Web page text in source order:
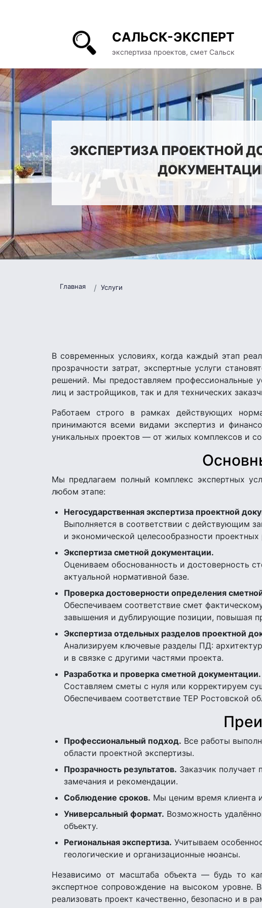
САЛЬСК-ЭКСПЕРТ
экспертиза проектов, смет Сальск
ЭКСПЕРТИЗА ПРОЕКТНОЙ
Главная Услуги
В современных условиях, когда каждый этап
прозрачности затрат, экспертные услуги
решений. Мы предоставляем профессиональные
лиц и застройщиков, так и для технических
Работаем строго в рамках действующих
принимаются всеми видами экспертиз и
уникальных проектов — от жилых комплексов и
Мы предлагаем полный комплекс экспертных
любом этапе:
Негосударственная экспертиза проектной
Выполняется в соответствии с действующим
и экономической целесообразности
Экспертиза сметной документации.
Оцениваем обоснованность и достоверность
актуальной нормативной базе.
Проверка достоверности определения
Обеспечиваем соответствие смет
завышения и дублирующие позиции, повышая
Экспертиза отдельных разделов проектной
Анализируем ключевые разделы ПД:
и в связке с другими частями проекта.
Разработка и проверка сметной документации.
Составляем сметы с нуля или корректируем
Обеспечиваем соответствие ТЕР Ростовской
Профессиональный подход. Все работы
области проектной экспертизы.
Прозрачность результатов. Заказчик
замечания и рекомендации.
Соблюдение сроков. Мы ценим время клиента
Универсальный формат. Возможность
объекту.
Региональная экспертиза. Учитываем
геологические и организационные нюансы.
Независимо от масштаба объекта — будь то
экспертное сопровождение на высоком уровне.
реализовать проект качественно, безопасно и в